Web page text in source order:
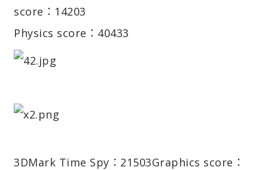
score：14203
Physics score：40433
3DMark Time Spy：21503Graphics score：